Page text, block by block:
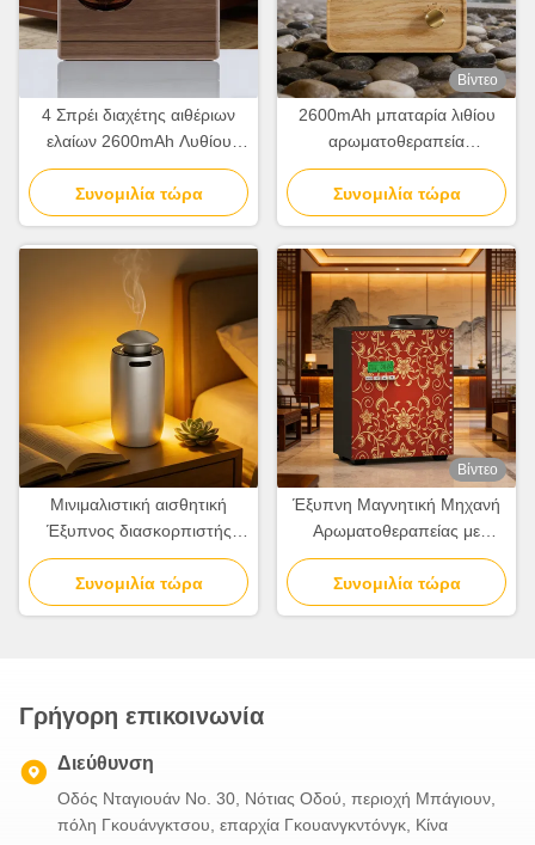
4 Σπρέι διαχέτης αιθέριων
ελαίων 2600mAh Λυθίου
μπαταρίας διαχέτης
αρωματικής θεραπείας για το
σπίτι
Συνομιλία τώρα
Βίντεο
2600mAh μπαταρία λιθίου
αρωματοθεραπεία
αρωματιστή μινιμαλιστής
κρύος αέρας αρωματιστή
Συνομιλία τώρα
Μινιμαλιστική αισθητική
Έξυπνος διασκορπιστής
αρώματος
Συνομιλία τώρα
Βίντεο
Έξυπνη Μαγνητική Μηχανή
Αρωματοθεραπείας με
Ακροφύσιο από Κράμα
Αλουμινίου
Συνομιλία τώρα
Γρήγορη επικοινωνία
Διεύθυνση
Οδός Νταγιουάν Νο. 30, Νότιας Οδού, περιοχή Μπάγιουν,
πόλη Γκουάνγκτσου, επαρχία Γκουανγκντόνγκ, Κίνα